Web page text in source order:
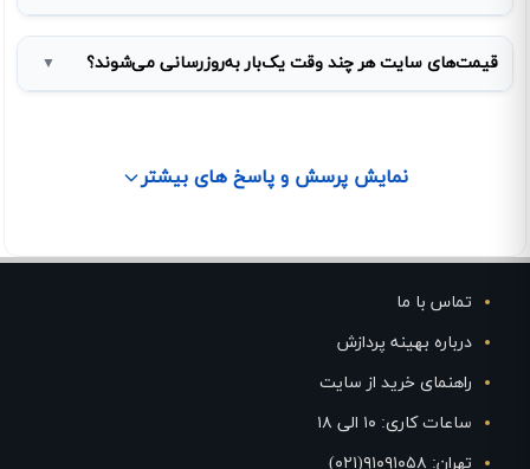
قیمت‌های سایت هر چند وقت یک‌بار به‌روزرسانی می‌شوند؟ ▼
نمایش پرسش و پاسخ های بیشتر
تماس با ما
درباره بهینه پردازش
راهنمای خرید از سایت
ساعات کاری: ۱۰ الی ۱۸
تهران: ۹۱۰۹۱۰۵۸(۰۲۱)